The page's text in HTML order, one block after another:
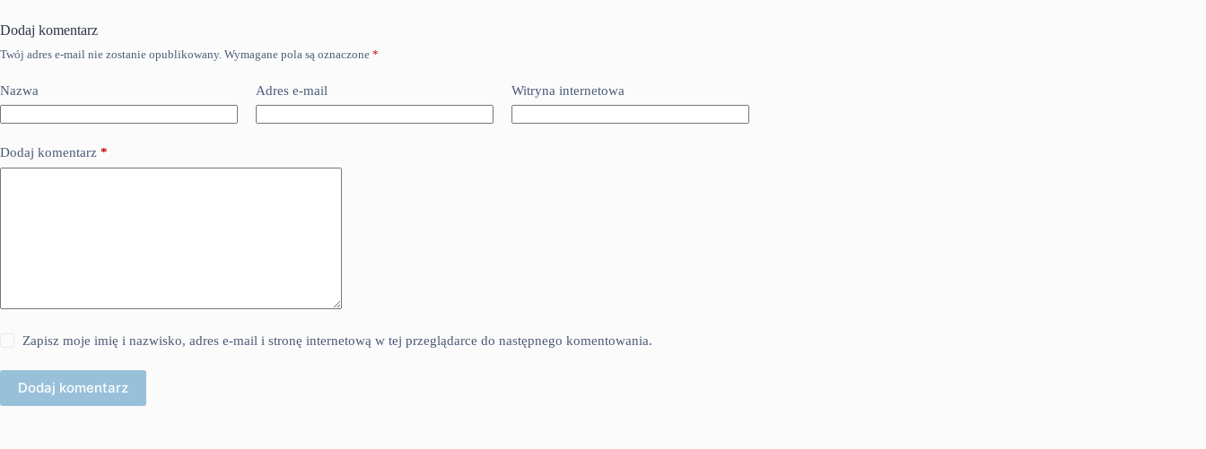
Dodaj komentarz
Twój adres e-mail nie zostanie opublikowany. Wymagane pola są oznaczone *
Nazwa Adres e-mail Witryna internetowa
Dodaj komentarz *
Zapisz moje imię i nazwisko, adres e-mail i stronę internetową w tej przeglądarce do następnego komentowania.
Dodaj komentarz